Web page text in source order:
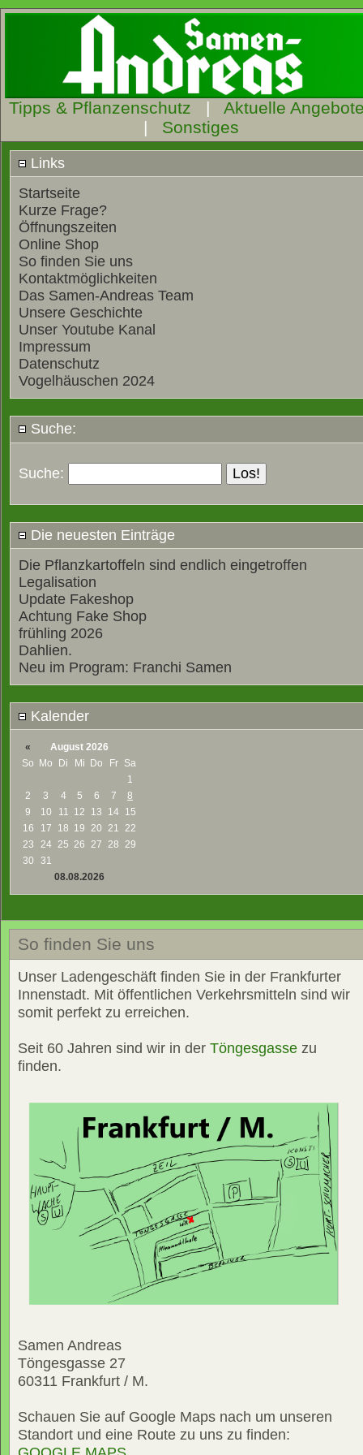
Tipps & Pflanzenschutz | Aktuelle
| Sonstiges
Links
Startseite
Kurze Frage?
Öffnungszeiten
Online Shop
So finden Sie uns
Kontaktmöglichkeiten
Das Samen-Andreas Team
Unsere Geschichte
Unser Youtube Kanal
Impressum
Datenschutz
Vogelhäuschen 2024
Suche:
Suche:
Die neuesten Einträge
Die Pflanzkartoffeln sind endlich eingetroffen
Legalisation
Update Fakeshop
Achtung Fake Shop
frühling 2026
Dahlien.
Neu im Program: Franchi Samen
Kalender
«
August 2026
So Mo Di Mi Do Fr
Sa
1
2
3 4 5 6 7
8
9
10 11 12 13 14 15
16
17 18 19 20 21 22
23
24 25 26 27 28 29
30
31
08.08.2026
So finden Sie uns
Unser Ladengeschäft finden Sie in der Frankfurter
Innenstadt. Mit öffentlichen Verkehrsmitteln sind wir
somit perfekt zu erreichen.
Seit 60 Jahren sind wir in der Töngesgasse zu
finden.
Samen Andreas
Töngesgasse 27
60311 Frankfurt / M.
Schauen Sie auf Google Maps nach um unseren
Standort und eine Route zu uns zu finden: